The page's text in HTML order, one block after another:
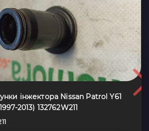
інжектора Nissan Patrol Y61
2013) 132762W211